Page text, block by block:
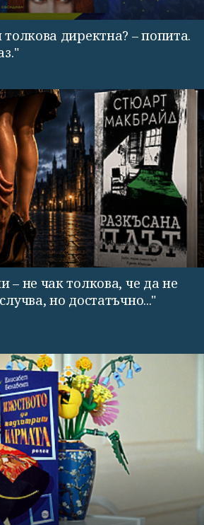
толкова директна? – попита.
– не чак толкова, че да не
но достатъчно..."